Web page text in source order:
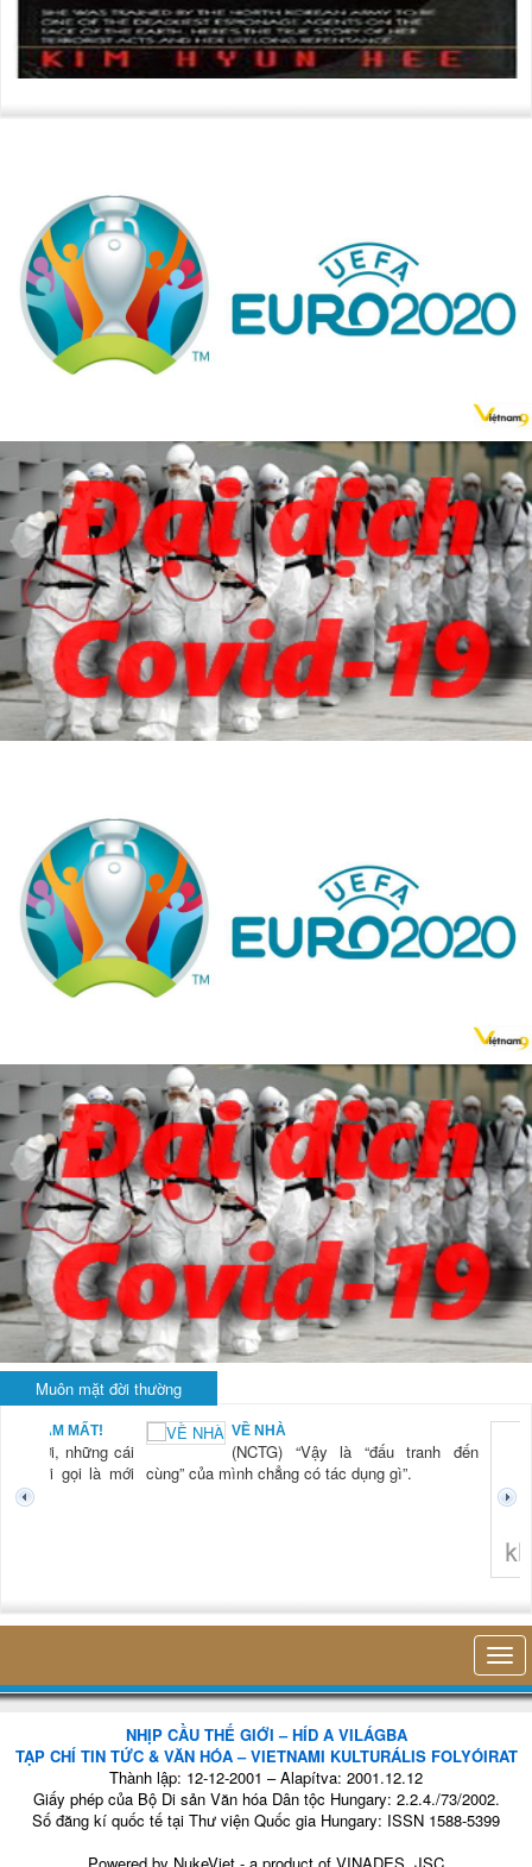
Muôn mặt đời thường
VỀ NHÀ
(NCTG) “Vậy là “đấu tranh đến
của mình chẳng có tác dụng gì”.
NHỊP CẦU THẾ GIỚI – HÍD A VILÁGBA
TẠP CHÍ TIN TỨC & VĂN HÓA – VIETNAMI KULTURÁLIS FOLYÓIRAT
Thành lập: 12-12-2001 – Alapítva: 2001.12.12
Giấy phép của Bộ Di sản Văn hóa Dân tộc Hungary: 2.2.4./73/2002.
Số đăng kí quốc tế tại Thư viện Quốc gia Hungary: ISSN 1588-5399